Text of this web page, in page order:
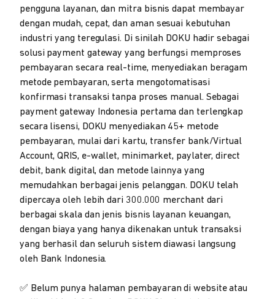
pengguna layanan, dan mitra bisnis dapat membayar
dengan mudah, cepat, dan aman sesuai kebutuhan
industri yang teregulasi. Di sinilah DOKU hadir sebagai
solusi payment gateway yang berfungsi memproses
pembayaran secara real-time, menyediakan beragam
metode pembayaran, serta mengotomatisasi
konfirmasi transaksi tanpa proses manual. Sebagai
payment gateway Indonesia pertama dan terlengkap
secara lisensi, DOKU menyediakan 45+ metode
pembayaran, mulai dari kartu, transfer bank/Virtual
Account, QRIS, e-wallet, minimarket, paylater, direct
debit, bank digital, dan metode lainnya yang
memudahkan berbagai jenis pelanggan. DOKU telah
dipercaya oleh lebih dari 300.000 merchant dari
berbagai skala dan jenis bisnis layanan keuangan,
dengan biaya yang hanya dikenakan untuk transaksi
yang berhasil dan seluruh sistem diawasi langsung
oleh Bank Indonesia.
✅ Belum punya halaman pembayaran di website atau